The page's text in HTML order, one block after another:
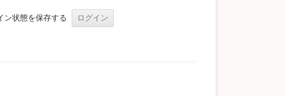
ン状態を保存する